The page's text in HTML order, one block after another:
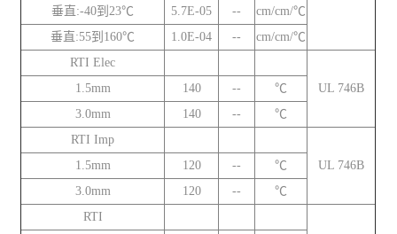
垂直:-40到23℃
5.7E-05 --
cm/cm/℃
垂直:55到160℃
1.0E-04 --
cm/cm/℃
RTI Elec
UL 746B
1.5mm 140 --
℃
3.0mm
140 --
℃
RTI Imp
UL 746B
1.5mm 120 --
℃
3.0mm
120 --
℃
RTI